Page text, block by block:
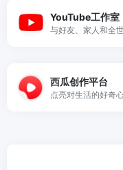
YouTube工作室
西瓜创作平台
点亮对生活的好奇